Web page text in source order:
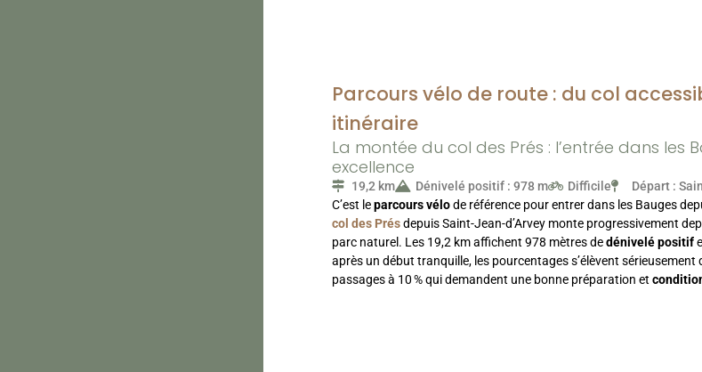
Parcours vélo de route : du col
itinéraire
La montée du col des Prés : l’entrée dans les
excellence
19,2 km Dénivelé positif : 978 m Difficile
Départ :
C’est leparcours vélode référence pour entrer dans les Bauges
col des Présdepuis Saint-Jean-d’Arvey monte progressivement
parc naturel. Les 19,2 km affichent 978 mètres dedénivelé positif
après un début tranquille, les pourcentages s’élèvent sérieusement
passages à 10 % qui demandent une bonne préparation et